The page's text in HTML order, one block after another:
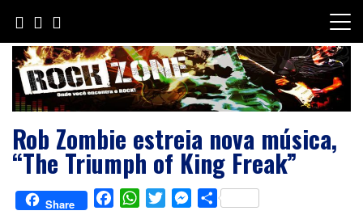
content
Rob Zombie estreia nova música,
“The Triumph of King Freak”
Share FacebookWhatsAppTwitterMessenger
Share